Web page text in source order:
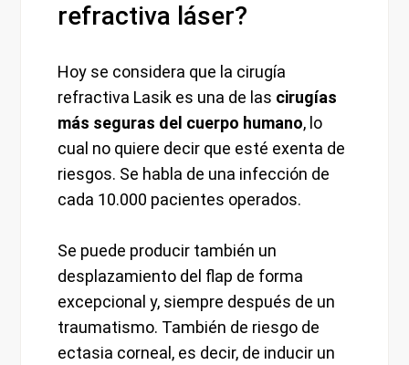
refractiva láser?
Hoy se considera que la cirugía
refractiva Lasik es una de las cirugías
más seguras del cuerpo humano, lo
cual no quiere decir que esté exenta de
riesgos. Se habla de una infección de
cada 10.000 pacientes operados.
Se puede producir también un
desplazamiento del flap de forma
excepcional y, siempre después de un
traumatismo. También de riesgo de
ectasia corneal, es decir, de inducir un